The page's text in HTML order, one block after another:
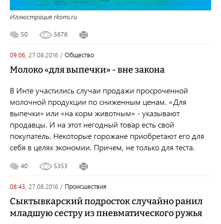
Иллюстрация rkomi.ru
50 5676
09:06, 27.08.2016 / общество
Молоко «для выпечки» - вне закона
В Инте участились случаи продажи просроченной
молочной продукции по сниженным ценам. «Для
выпечки» или «на корм животным» - указывают
продавцы. И на этот негодный товар есть свой
покупатель. Некоторые горожане приобретают его для
себя в целях экономии. Причем, не только для теста.
40 5353
08:43, 27.08.2016 / происшествия
Сыктывкарский подросток случайно ранил
младшую сестру из пневматического ружья